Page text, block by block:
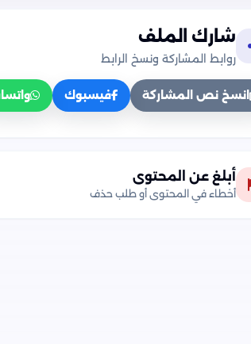
شارك الملف
روابط المشاركة ونسخ الرابط
انسخ نص المشاركة فيسبوك
أبلغ عن المحتوى
أخطاء في المحتوى أو طلب حذف